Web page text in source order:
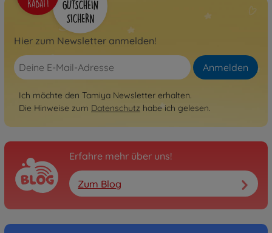
Hier zum Newsletter anmelden!
Anmelden
Ich möchte den Tamiya Newsletter erhalten.
Die Hinweise zum Datenschutz habe ich gelesen.
Erfahre mehr über uns!
Zum Blog